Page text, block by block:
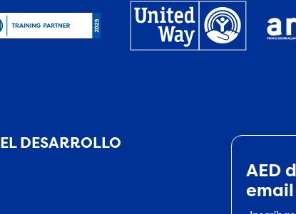
DESARROLLO
AED
email